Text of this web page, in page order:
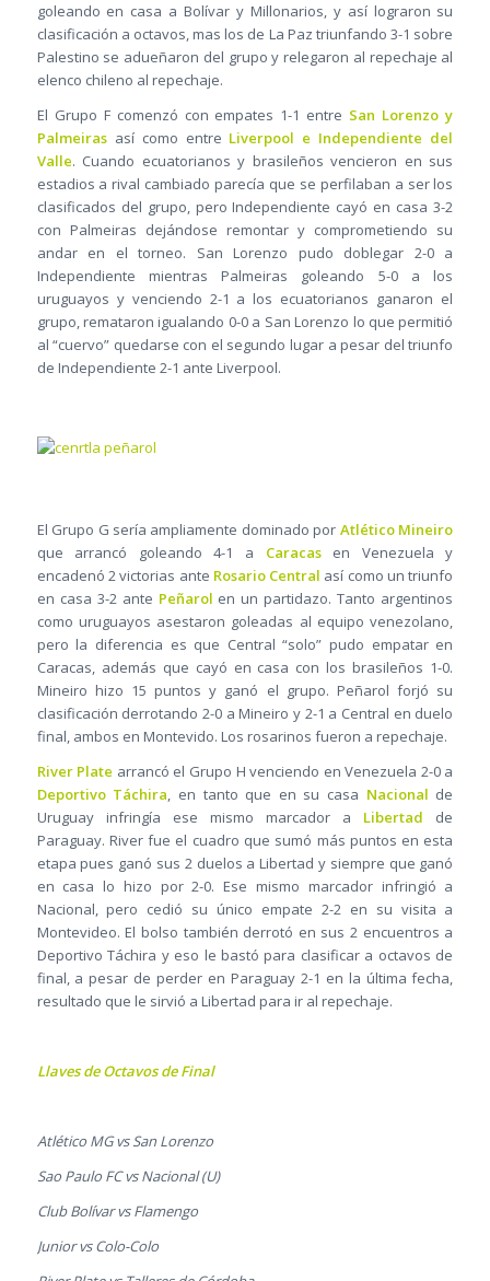
goleando en casa a Bolívar y Millonarios, y así lograron su
clasificación a octavos, mas los de La Paz triunfando 3-1 sobre
Palestino se adueñaron del grupo y relegaron al repechaje al
elenco chileno al repechaje.
El Grupo F comenzó con empates 1-1 entre San Lorenzo y
Palmeirasasí como entre Liverpool e Independiente del
Valle. Cuando ecuatorianos y brasileños vencieron en sus
estadios a rival cambiado parecía que se perfilaban a ser los
clasificados del grupo, pero Independiente cayó en casa 3-2
con Palmeiras dejándose remontar y comprometiendo su
andar en el torneo. San Lorenzo pudo doblegar 2-0 a
Independiente mientras Palmeiras goleando 5-0 a los
uruguayos y venciendo 2-1 a los ecuatorianos ganaron el
grupo, remataron igualando 0-0 a San Lorenzo lo que permitió
al “cuervo” quedarse con el segundo lugar a pesar del triunfo
de Independiente 2-1 ante Liverpool.
El Grupo G sería ampliamente dominado por Atlético Mineiro
que arrancó goleando 4-1 a Caracasen Venezuela y
encadenó 2 victorias ante Rosario Central así como un triunfo
en casa 3-2 ante Peñarol en un partidazo. Tanto argentinos
como uruguayos asestaron goleadas al equipo venezolano,
pero la diferencia es que Central “solo” pudo empatar en
Caracas, además que cayó en casa con los brasileños 1-0.
Mineiro hizo 15 puntos y ganó el grupo. Peñarol forjó su
clasificación derrotando 2-0 a Mineiro y 2-1 a Central en duelo
final, ambos en Montevido. Los rosarinos fueron a repechaje.
River Plate arrancó el Grupo H venciendo en Venezuela 2-0 a
Deportivo Táchira , en tanto que en su casa Nacional de
Uruguay infringía ese mismo marcador a Libertad de
Paraguay. River fue el cuadro que sumó más puntos en esta
etapa pues ganó sus 2 duelos a Libertad y siempre que ganó
en casa lo hizo por 2-0. Ese mismo marcador infringió a
Nacional, pero cedió su único empate 2-2 en su visita a
Montevideo. El bolso también derrotó en sus 2 encuentros a
Deportivo Táchira y eso le bastó para clasificar a octavos de
final, a pesar de perder en Paraguay 2-1 en la última fecha,
resultado que le sirvió a Libertad para ir al repechaje.
Llaves de Octavos de Final
Atlético MG vs San Lorenzo
Sao Paulo FC vs Nacional (U)
Club Bolívar vs Flamengo
Junior vs Colo-Colo